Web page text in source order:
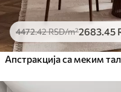
4472.42RSD/m²2683.45
Апстракција са меким